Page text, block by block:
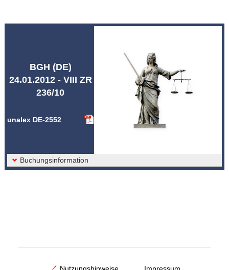
BGH (DE)
24.01.2012 - VIII ZR
236/10
unalex DE-2552
Buchungsinformation
Nutzungshinweise Impressum